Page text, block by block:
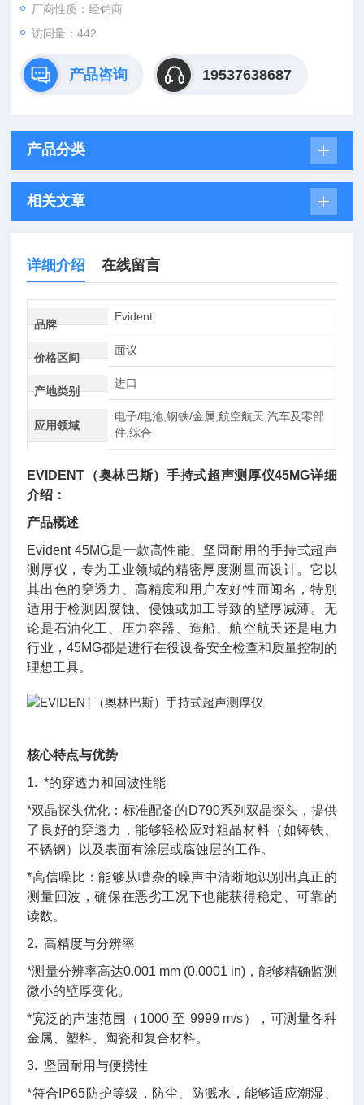
厂商性质：经销商
访问量：442
产品咨询 19537638687
产品分类
相关文章
详细介绍 在线留言
品牌
Evident
价格区间
面议
产地类别
进口
应用领域
电子/电池,钢铁/金属,航空航天,汽车及零部
件,综合
EVIDENT（奥林巴斯）手持式超声测厚仪45MG详细
介绍：
产品概述
Evident 45MG是一款高性能、坚固耐用的手持式超声
测厚仪，专为工业领域的精密厚度测量而设计。它以
其出色的穿透力、高精度和用户友好性而闻名，特别
适用于检测因腐蚀、侵蚀或加工导致的壁厚减薄。无
论是石油化工、压力容器、造船、航空航天还是电力
行业，45MG都是进行在役设备安全检查和质量控制的
理想工具。
核心特点与优势
1. *的穿透力和回波性能
*双晶探头优化：标准配备的D790系列双晶探头，提供
了良好的穿透力，能够轻松应对粗晶材料（如铸铁、
不锈钢）以及表面有涂层或腐蚀层的工作。
*高信噪比：能够从嘈杂的噪声中清晰地识别出真正的
测量回波，确保在恶劣工况下也能获得稳定、可靠的
读数。
2. 高精度与分辨率
*测量分辨率高达0.001 mm (0.0001 in)，能够精确监测
微小的壁厚变化。
*宽泛的声速范围（1000 至 9999 m/s），可测量各种
金属、塑料、陶瓷和复合材料。
3. 坚固耐用与便携性
*符合IP65防护等级，防尘、防溅水，能够适应潮湿、